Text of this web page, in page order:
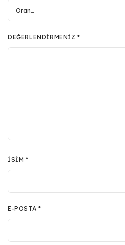
DEĞERLENDIRMENIZ*
İSIM*
E-POSTA *